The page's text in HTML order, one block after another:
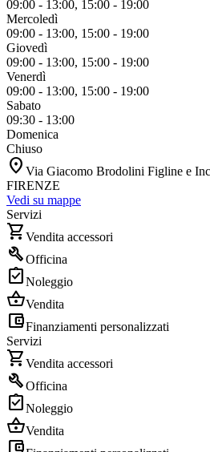
09:00 - 13:00, 15:00 - 19:00
Mercoledì
09:00 - 13:00, 15:00 - 19:00
Giovedì
09:00 - 13:00, 15:00 - 19:00
Venerdì
09:00 - 13:00, 15:00 - 19:00
Sabato
09:30 - 13:00
Domenica
Chiuso
location_on Via Giacomo Brodolini Figline e
FIRENZE
Vedi su mappe
Servizi
shopping_cartVendita accessori
buildOfficina
assignment_turned_inNoleggio
shopping_basketVendita
account_balance_walletFinanziamenti personalizzati
Servizi
shopping_cartVendita accessori
buildOfficina
assignment_turned_inNoleggio
shopping_basketVendita